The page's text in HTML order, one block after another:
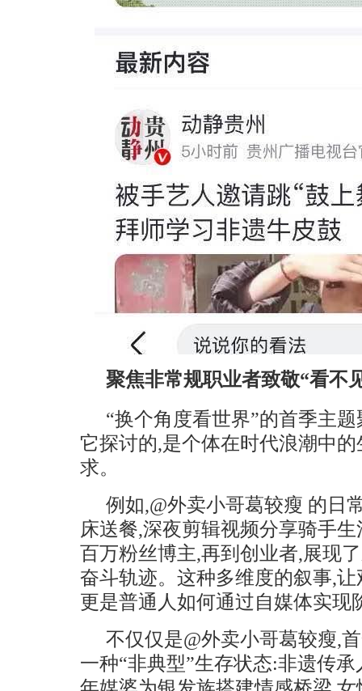
聚焦非常规职业者致敬“看不
“换个角度看世界”的首季主
它探讨的,是个体在时代浪潮中
求。
例如,@外卖小哥葛较瘦 的日
床送餐,深夜剪辑视频分享骑手
百万粉丝博主,再到创业者,展现
奋斗轨迹。这种多维度的叙事,
更是普通人如何通过自媒体实现
不仅仅是@外卖小哥葛较瘦,
一种“非典型”生存状态:非遗传